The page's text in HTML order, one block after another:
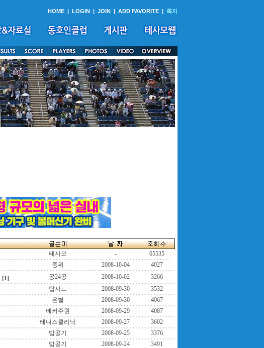
HOME | LOGIN | JOIN | ADD FAVORITE | 쪽지
테사모 -
65535
중위 2008-10-04
4027
[1] 공24공 2008-10-02
3266
탑시드 2008-09-30
3532
은별 2008-09-30
4067
베커주원 2008-09-29
4087
테니스클리닉 2008-09-27
3602
밥공기 2008-09-25
3376
밥공기 2008-09-24
3491